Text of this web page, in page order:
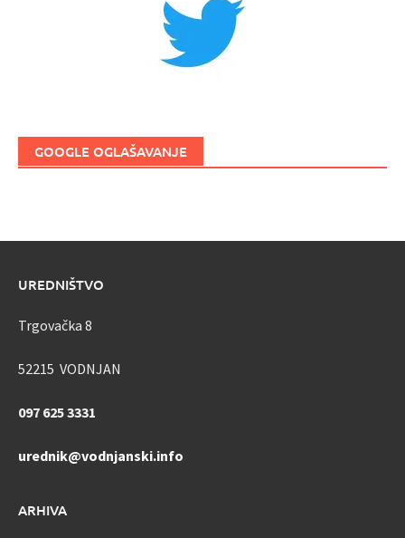
GOOGLE OGLAŠAVANJE
UREDNIŠTVO
Trgovačka 8
52215 VODNJAN
097 625 3331
urednik@vodnjanski.info
ARHIVA